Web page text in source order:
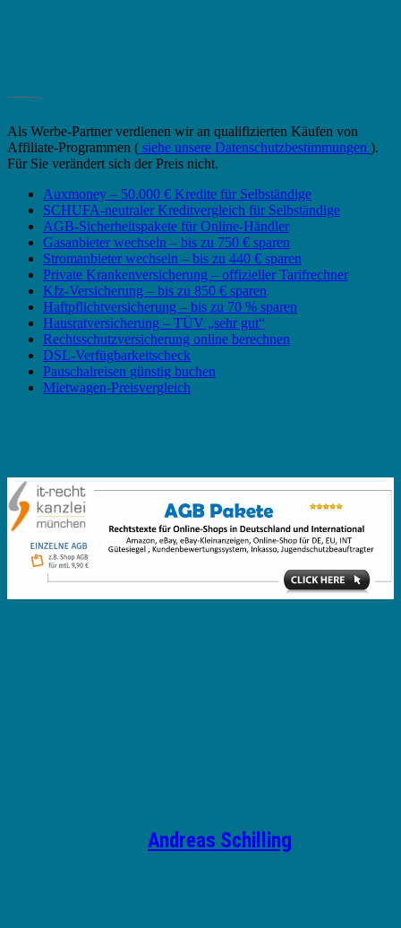
Als Werbe-Partner verdienen wir an qualifizierten Käufen von
Affiliate-Programmen ( siehe unsere Datenschutzbestimmungen ).
Für Sie verändert sich der Preis nicht.
Auxmoney – 50.000 € Kredite für Selbständige
SCHUFA-neutraler Kreditvergleich für Selbständige
AGB-Sicherheitspakete für Online-Händler
Gasanbieter wechseln – bis zu 750 € sparen
Stromanbieter wechseln – bis zu 440 € sparen
Private Krankenversicherung – offizieller Tarifrechner
Kfz-Versicherung – bis zu 850 € sparen
Haftpflichtversicherung – bis zu 70 % sparen
Hausratversicherung – TÜV „sehr gut“
Rechtsschutzversicherung online berechnen
DSL-Verfügbarkeitscheck
Pauschalreisen günstig buchen
Mietwagen-Preisvergleich
Andreas Schilling